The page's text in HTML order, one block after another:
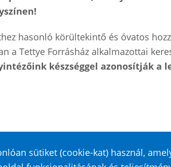
hasonló körültekintő és óvatos
a Tettye Forrásház alkalmazottai
készséggel azonosítják a
sütiket (cookie-kat) használ,